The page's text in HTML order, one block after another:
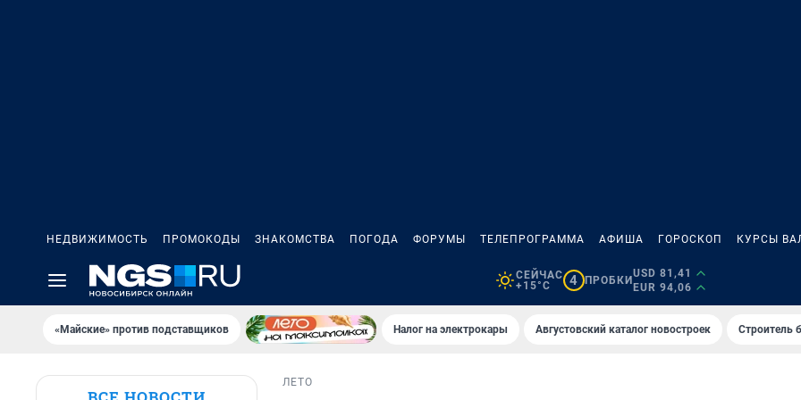
НЕДВИЖИМОСТЬ ПРОМОКОДЫ ЗНАКОМСТВА ПОГОДА ФОРУМЫ ТЕЛЕПРОГРАММА АФИША ГОРОСКОП КУРСЫ
СЕЙЧАС
+15°C
4 ПРОБКИ
USD 81,41
EUR 94,06
«Майские» против подставщиков Налог на электрокары Августовский каталог новостроек Строитель
ЛЕТО